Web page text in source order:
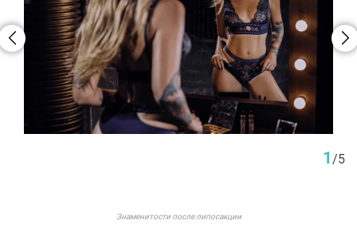
1/5
Знаменитости после липосакции